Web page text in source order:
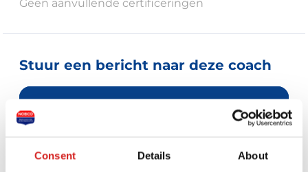
Consent Details About
Geen aanvullende certificeringen
Stuur een bericht naar deze coach
Je naam *
Je e-mailadres *